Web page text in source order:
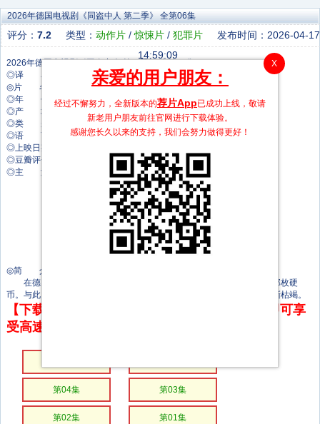
2026年德国电视剧《同盗中人 第二季》 全第06集
评分： 7.2 类型： 动作片 /惊悚片 / 犯罪片
发布时间：2026-04-17
14:59:09
◎译 名 Crooks Season 2
◎片 名 同盗中人 第二季
◎年 代 2026
◎产 地 德国
◎类 别 动作/惊悚/犯罪
◎语 言 德语
◎上映日期 2026-04-14(德国网络)
◎豆瓣评分 7.2
◎主 演 弗兰克·格里什
克里斯托夫·F·克鲁茨勒
弗雷德里克·劳
Pawel Morawiak
Paul Hendrik Scholten
◎简 介
在德国警方的压力下，查理前往曼谷与一位老朋友会面，以求找回那枚硬
币。与此同时，在维也纳，昔日的宿敌们正密谋着，而他们的资金也日渐枯竭。
【下载地址】本站专属下载器：点击下方链接 即可享
受高速下载和在线播放 专治迅雷无法下载
第04集 第03集
第02集 第01集
X
亲爱的用户朋友：
经过不懈努力，全新版本的荐片App已成功上线，敬请
新老用户朋友前往官网进行下载体验。
感谢您长久以来的支持，我们会努力做得更好！